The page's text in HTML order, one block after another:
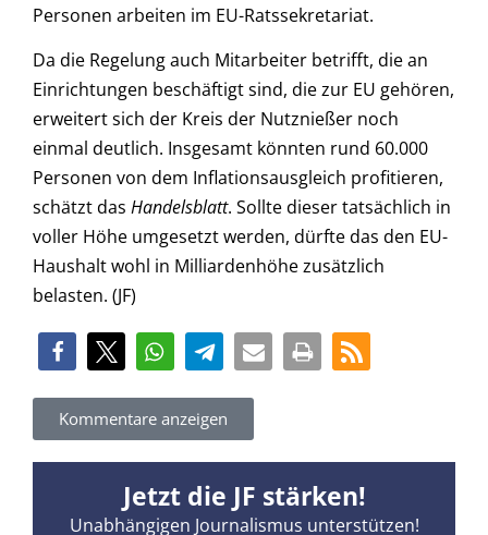
Personen arbeiten im EU-Ratssekretariat.
Da die Regelung auch Mitarbeiter betrifft, die an
Einrichtungen beschäftigt sind, die zur EU gehören,
erweitert sich der Kreis der Nutznießer noch
einmal deutlich. Insgesamt könnten rund 60.000
Personen von dem Inflationsausgleich profitieren,
schätzt das Handelsblatt. Sollte dieser tatsächlich in
voller Höhe umgesetzt werden, dürfte das den EU-
Haushalt wohl in Milliardenhöhe zusätzlich
belasten. (JF)
Kommentare anzeigen
Jetzt die JF stärken!
Unabhängigen Journalismus unterstützen!